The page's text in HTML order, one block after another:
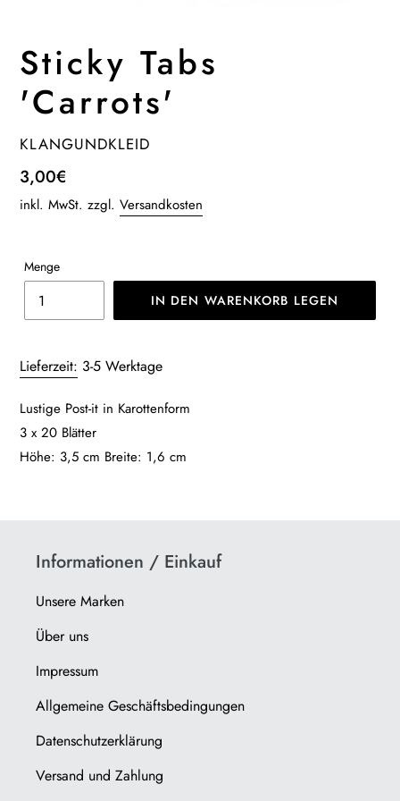
Sticky Tabs
'Carrots'
VERKÄUFER
KLANGUNDKLEID
Normaler
Preis
3,00€
inkl. MwSt. zzgl. Versandkosten
Menge
IN DEN WARENKORB LEGEN
wird
zum
hinzugefügt
Lieferzeit: 3-5 Werktage
Lustige Post-it in Karottenform
3 x 20 Blätter
Höhe: 3,5 cm Breite: 1,6 cm
Informationen / Einkauf
Unsere Marken
Über uns
Impressum
Allgemeine Geschäftsbedingungen
Datenschutzerklärung
Versand und Zahlung